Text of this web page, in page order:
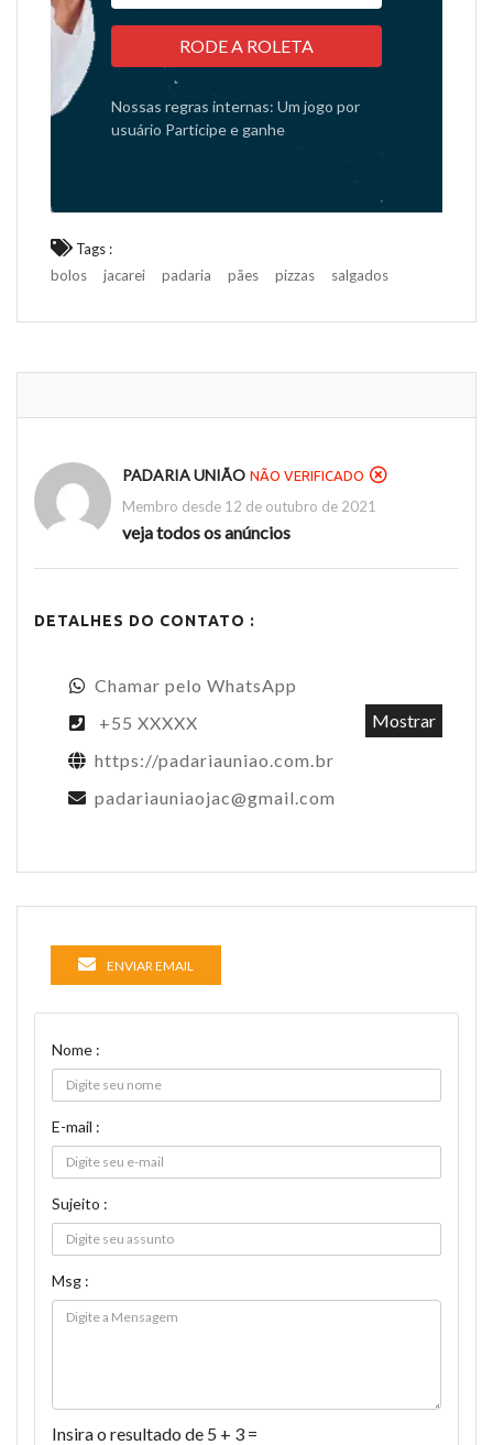
RODE A ROLETA
Nossas regras internas: Um jogo por
usuário Participe e ganhe
Tags :
bolos
jacarei padaria pães pizzas salgados
PADARIA UNIÃO NÃO VERIFICADO
Membro desde 12 de outubro de 2021
veja todos os anúncios
DETALHES DO CONTATO :
Chamar pelo WhatsApp
+55 XXXXX
Mostrar
https://padariauniao.com.br
padariauniaojac@gmail.com
ENVIAR EMAIL
Nome :
E-mail :
Sujeito :
Msg :
Insira o resultado de 5 + 3 =